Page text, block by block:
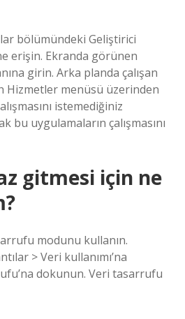
bölümündeki Geliştirici
erişin. Ekranda görünen
girin. Arka planda çalışan
Hizmetler menüsü üzerinden
istemediğiniz
bu uygulamaların çalışmasını
gitmesi için ne
modunu kullanın.
> Veri kullanımı’na
dokunun. Veri tasarrufu